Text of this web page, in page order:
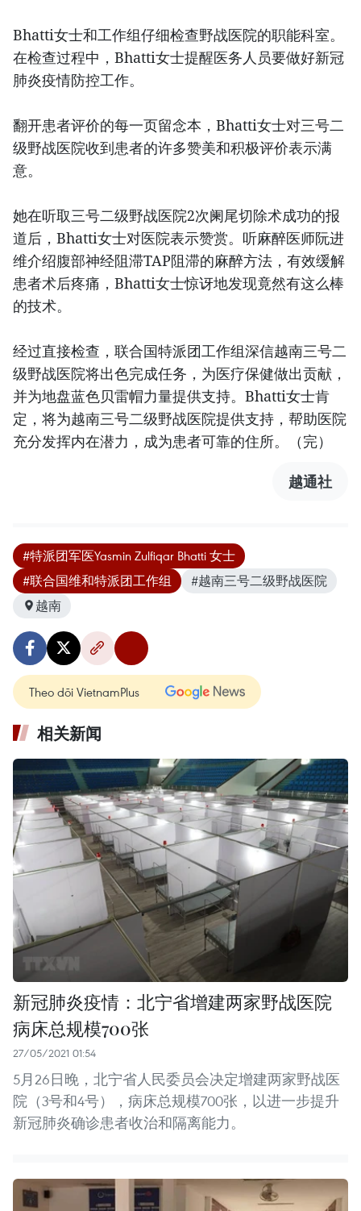
Bhatti女士和工作组仔细检查野战医院的职能科室。
在检查过程中，Bhatti女士提醒医务人员要做好新冠
肺炎疫情防控工作。
翻开患者评价的每一页留念本，Bhatti女士对三号二
级野战医院收到患者的许多赞美和积极评价表示满
意。
她在听取三号二级野战医院2次阑尾切除术成功的报
道后，Bhatti女士对医院表示赞赏。听麻醉医师阮进
维介绍腹部神经阻滞TAP阻滞的麻醉方法，有效缓解
患者术后疼痛，Bhatti女士惊讶地发现竟然有这么棒
的技术。
经过直接检查，联合国特派团工作组深信越南三号二
级野战医院将出色完成任务，为医疗保健做出贡献，
并为地盘蓝色贝雷帽力量提供支持。Bhatti女士肯
定，将为越南三号二级野战医院提供支持，帮助医院
充分发挥内在潜力，成为患者可靠的住所。（完）
越通社
#特派团军医Yasmin Zulfiqar Bhatti 女士
#联合国维和特派团工作组
#越南三号二级野战医院
越南
Theo dõi VietnamPlus
相关新闻
新冠肺炎疫情：北宁省增建两家野战医院
病床总规模700张
27/05/2021 01:54
5月26日晚，北宁省人民委员会决定增建两家野战医
院（3号和4号），病床总规模700张，以进一步提升
新冠肺炎确诊患者收治和隔离能力。